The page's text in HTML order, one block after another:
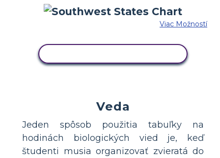
Viac Možností
Veda
Jeden spôsob použitia tabuľky na
hodinách biologických vied je, keď
študenti musia organizovať zvieratá do